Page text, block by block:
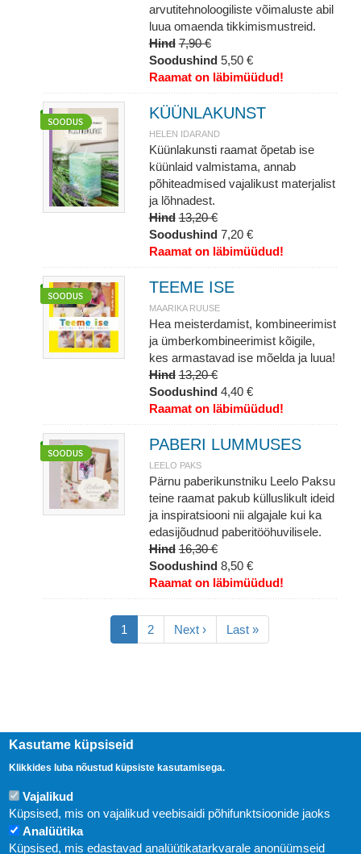
arvutitehnoloogiliste võimaluste abil
luua omaenda tikkimismustreid.
Hind 7,90 €
Soodushind 5,50 €
Raamat on läbimüüdud!
KÜÜNLAKUNST
HELEN IDARAND
Küünlakunsti raamat õpetab ise
küünlaid valmistama, annab
põhiteadmised vajalikust materjalist
ja lõhnadest.
Hind 13,20 €
Soodushind 7,20 €
Raamat on läbimüüdud!
TEEME ISE
MAARIKA RUUSE
Hea meisterdamist, kombineerimist
ja ümberkombineerimist kõigile,
kes armastavad ise mõelda ja luua!
Hind 13,20 €
Soodushind 4,40 €
Raamat on läbimüüdud!
PABERI LUMMUSES
LEELO PAKS
Pärnu paberikunstniku Leelo Paksu
teine raamat pakub külluslikult ideid
ja inspiratsiooni nii algajale kui ka
edasijõudnud paberitööhuvilisele.
Hind 16,30 €
Soodushind 8,50 €
Raamat on läbimüüdud!
Pagination
Eesolev
leht
1 Lehekülg
2
Järgmine
leht
Next ›
Viimane
leht
Last »
Uudised
Kasutame küpsiseid
Klikkides luba nõustud küpsiste kasutamisega.
Vajalikud
Küpsised, mis on vajalikud veebisaidi põhifunktsioonide jaoks
Analüütika
Küpsised, mis edastavad analüütikatarkvarale anonüümseid